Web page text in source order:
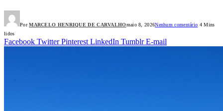
Por MARCELO HENRIQUE DE CARVALHOmaio 8, 2026Nenhum comentário 4 Mins
lidos
Facebook Twitter Pinterest LinkedIn Tumblr E-mail